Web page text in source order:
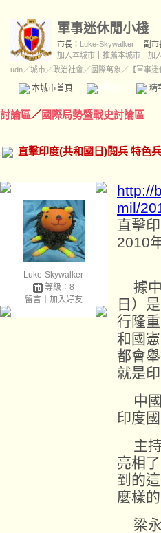
軍事迷休閒小棧
市長： Luke-Skywalker 副市
加入本城市
推薦本城市 加
udn／城市／政治社會 ／國際萬象 ／ 【軍事
本城市首頁 精
討論區／ 國際局勢暨戰史討論區
直擊印度(共和國日)閱兵 特色
Luke-Skywalker
等級：8
留言｜ 加入好友
http://
mil/
直擊
2010
據中
日）
行隆
和國
都會
就是
中國
印度
主持
亮相
到的
麼樣
梁永